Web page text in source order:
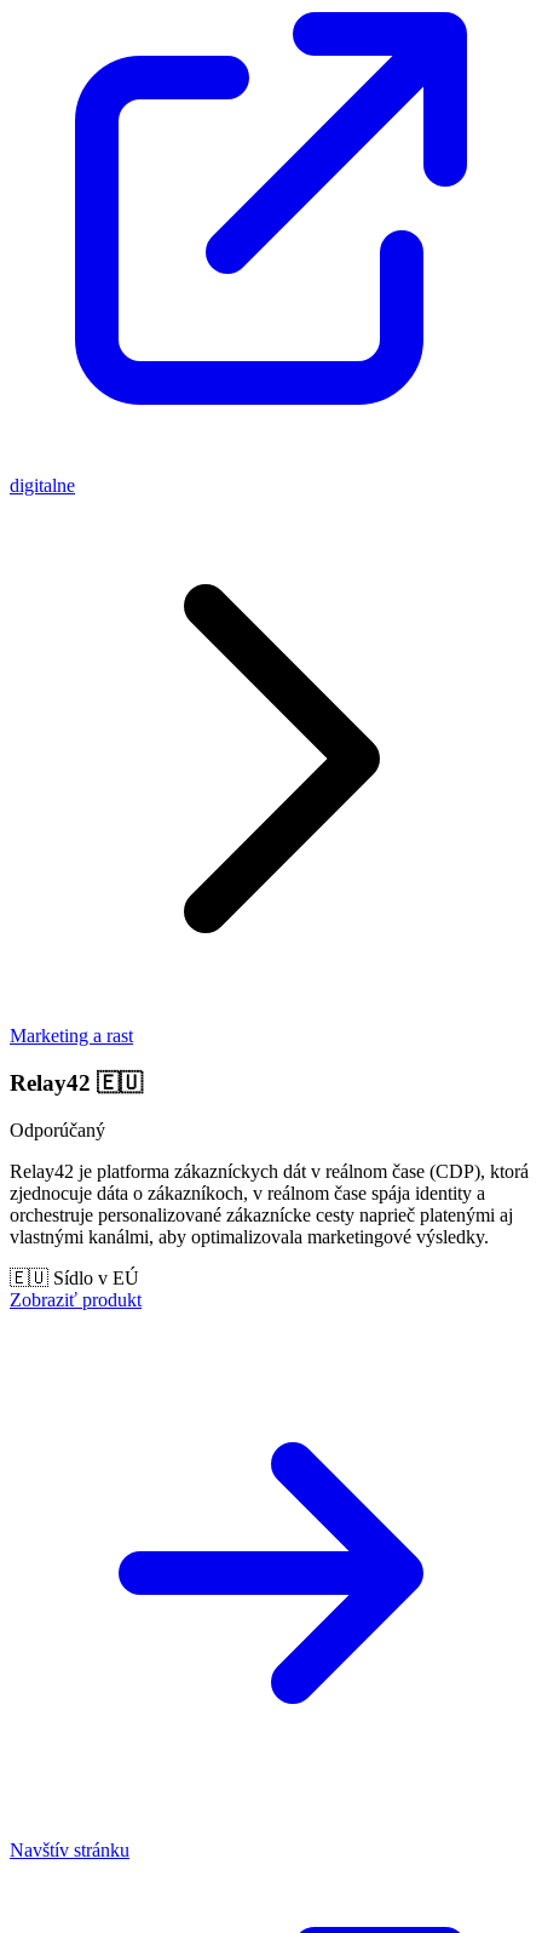
digitalne
Marketing a rast
Relay42 🇪🇺
Odporúčaný
Relay42 je platforma zákazníckych dát v reálnom čase (CDP), ktorá
zjednocuje dáta o zákazníkoch, v reálnom čase spája identity a
orchestruje personalizované zákaznícke cesty naprieč platenými aj
vlastnými kanálmi, aby optimalizovala marketingové výsledky.
🇪🇺 Sídlo v EÚ
Zobraziť produkt
Navštív stránku